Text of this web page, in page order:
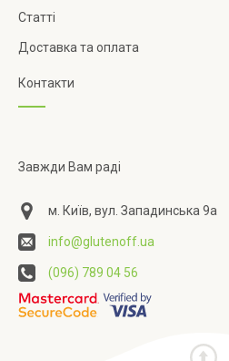
Статті
Доставка та оплата
Контакти
Завжди Вам раді
м. Київ, вул. Западинська 9а
info@glutenoff.ua
(096) 789 04 56